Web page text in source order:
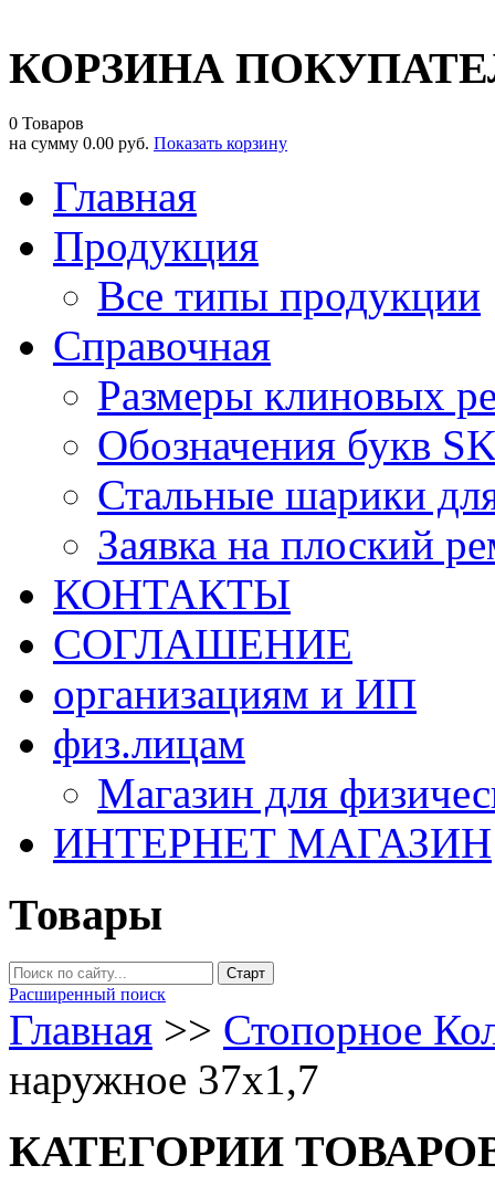
КОРЗИНА
0 Товаров
на сумму 0.00 руб. Показать корзину
Главная
Продукция
Все типы продукции
Справочная
Размеры клиновых
Обозначения букв
Стальные шарики
Заявка на плоский
КОНТАКТЫ
СОГЛАШЕНИЕ
организациям и ИП
физ.лицам
Магазин для
ИНТЕРНЕТ МАГАЗИН
Товары
Расширенный поиск
Главная >> Стопорное
наружное 37х1,7
КАТЕГОРИИ